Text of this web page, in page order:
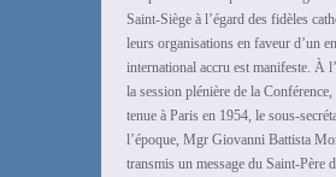
Saint-Siège à l’égard des fidèles
leurs organisations en faveur d’un
international accru est manifeste. À
la session plénière de la Conférence,
tenue à Paris en 1954, le sous-
l’époque, Mgr Giovanni Battista
transmis un message du Saint-Père